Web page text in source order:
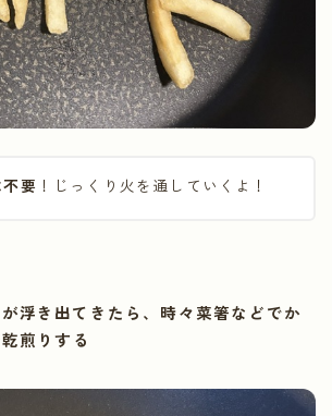
要 ！じっくり火を通していくよ！
浮き出てきたら、時々菜箸などでか
煎りする